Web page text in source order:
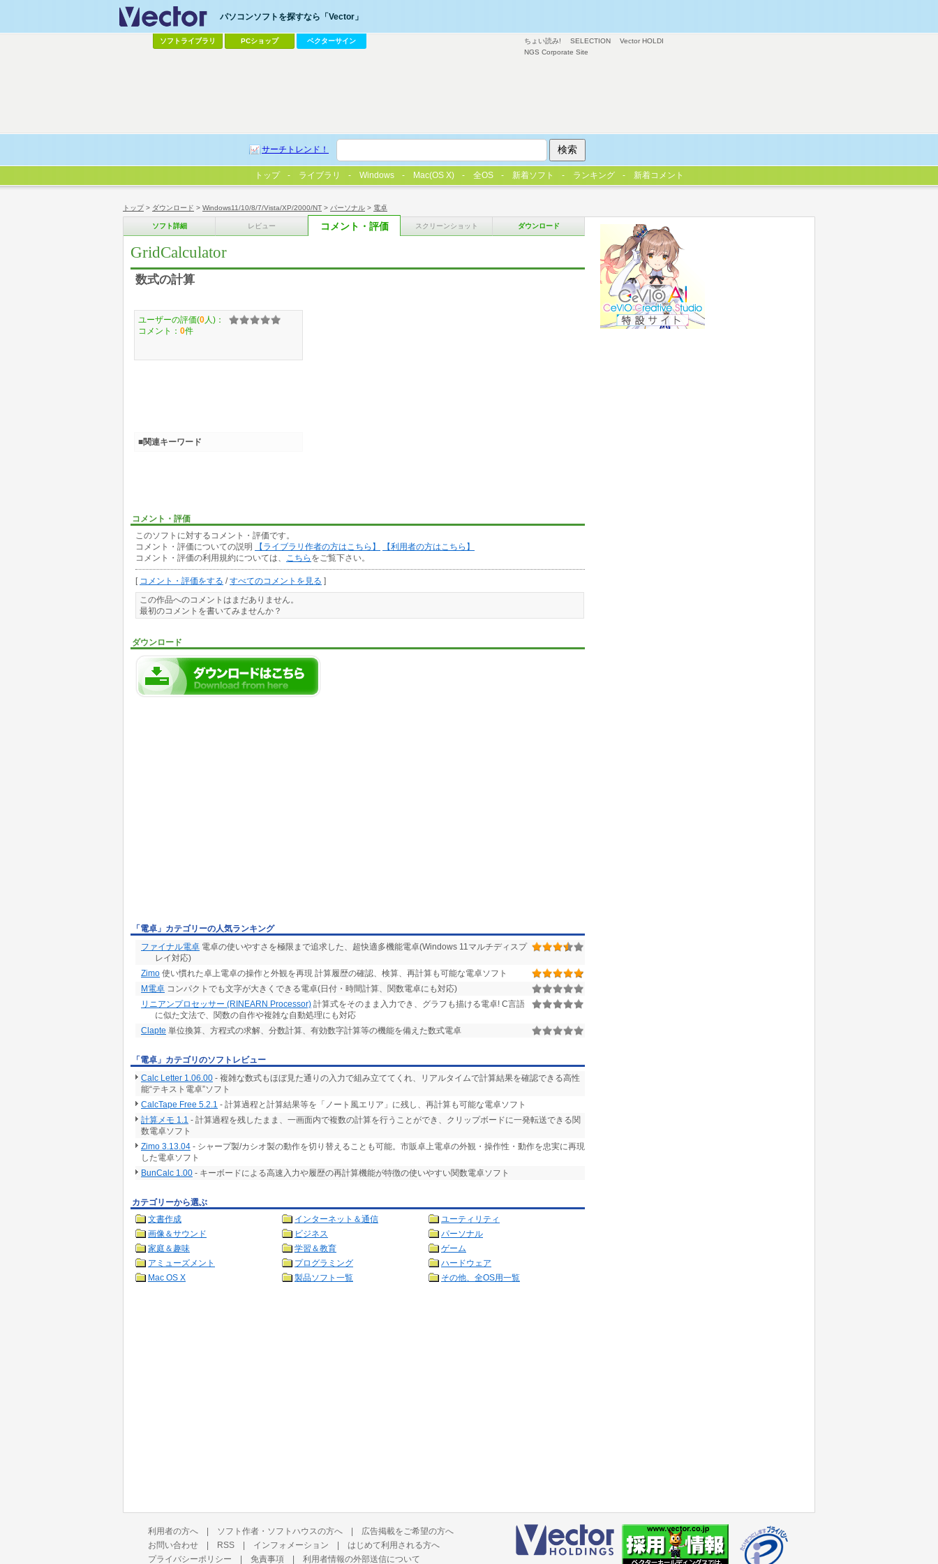
トップ> ダウンロード > Windows11/10/8/7/Vista/XP/2000/NT > パーソナル > 電卓
ソフト詳細 レビュー コメント・評価 スクリーンショット ダウンロード
GridCalculator
数式の計算
コメント・評価
このソフトに対するコメント・評価です。
コメント・評価についての説明
【ライブラリ作者の方はこちら】
【利用者の方はこちら】
コメント・評価の利用規約については、
こちら をご覧下さい。
[ コメント・評価をする /すべてのコメントを見る ]
この作品へのコメントはまだありません。
最初のコメントを書いてみませんか？
ダウンロード
ユーザーの評価(0 人)：
コメント： 0件
■関連キーワード
「電卓」カテゴリーの人気ランキング
ファイナル電卓 電卓の使いやすさを極限まで追求した、超快適多機能電卓(Windows 11マルチディスプ
レイ対応)
Zimo 使い慣れた卓上電卓の操作と外観を再現 計算履歴の確認、検算、再計算も可能な電卓ソフト
M電卓 コンパクトでも文字が大きくできる電卓(日付・時間計算、関数電卓にも対応)
リニアンプロセッサー (RINEARN Processor) 計算式をそのまま入力でき、グラフも描ける電卓! C言語
に似た文法で、関数の自作や複雑な自動処理にも対応
Clapte 単位換算、方程式の求解、分数計算、有効数字計算等の機能を備えた数式電卓
「電卓」カテゴリのソフトレビュー
Calc Letter 1.06.00 - 複雑な数式もほぼ見た通りの入力で組み立ててくれ、リアルタイムで計算結果を確認できる高性
能“テキスト電卓”ソフト
CalcTape Free 5.2.1 - 計算過程と計算結果等を「ノート風エリア」に残し、再計算も可能な電卓ソフト
計算メモ 1.1 - 計算過程を残したまま、一画面内で複数の計算を行うことができ、クリップボードに一発転送できる関
数電卓ソフト
Zimo 3.13.04 - シャープ製/カシオ製の動作を切り替えることも可能。市販卓上電卓の外観・操作性・動作を忠実に再現
した電卓ソフト
BunCalc 1.00 - キーボードによる高速入力や履歴の再計算機能が特徴の使いやすい関数電卓ソフト
カテゴリーから選ぶ
文書作成
インターネット＆通信
ユーティリティ
画像＆サウンド
ビジネス
パーソナル
家庭＆趣味
学習＆教育
ゲーム
アミューズメント
プログラミング
ハードウェア
Mac OS X
製品ソフト一覧 その他、全OS用一覧
ちょい読み! SELECTION
Vector HOLDI
NGS Corporate Site
パソコンソフトを探すなら「Vector」
ソフトライブラリ PCショップ ベクターサイン
サーチトレンド！
トップ ライブラリ Windows Mac(OS X) 全OS 新着ソフト ランキング 新着コメント
利用者の方へ | ソフト作者・ソフトハウスの方へ | 広告掲載をご希望の方へ
お問い合わせ | RSS | インフォメーション | はじめて利用される方へ
プライバシーポリシー | 免責事項 | 利用者情報の外部送信について